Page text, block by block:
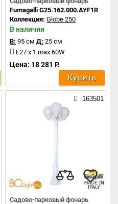
Fumagalli G25.162.000.AYF1R
Коллекция: Globe 250
В наличии
В: 95 см Д: 25 см
E27 x 1 max 60W
Цена: 18 281 Р.
Купить
163501
Садово-парковый фонарь